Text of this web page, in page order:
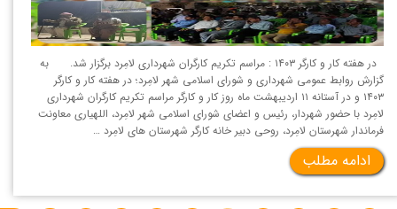
در هفته کار و کارگر ۱۴۰۳ : مراسم تکریم کارگران شهرداری لامِرد برگزار شد. به
گزارش روابط عمومی شهرداری و شورای اسلامی شهر لامِرد؛ در هفته کار و کارگر
۱۴۰۳ و در آستانه ۱۱ اردیبهشت ماه روز کار و کارگر مراسم تکریم کارگران شهرداری
لامِرد با حضور شهردار، رئیس و اعضای شورای اسلامی شهر لامِرد، اللهیاری معاونت
فرماندار شهرستان لامِرد، روحی دبیر خانه کارگر شهرستان های لامِرد …
ادامه مطلب